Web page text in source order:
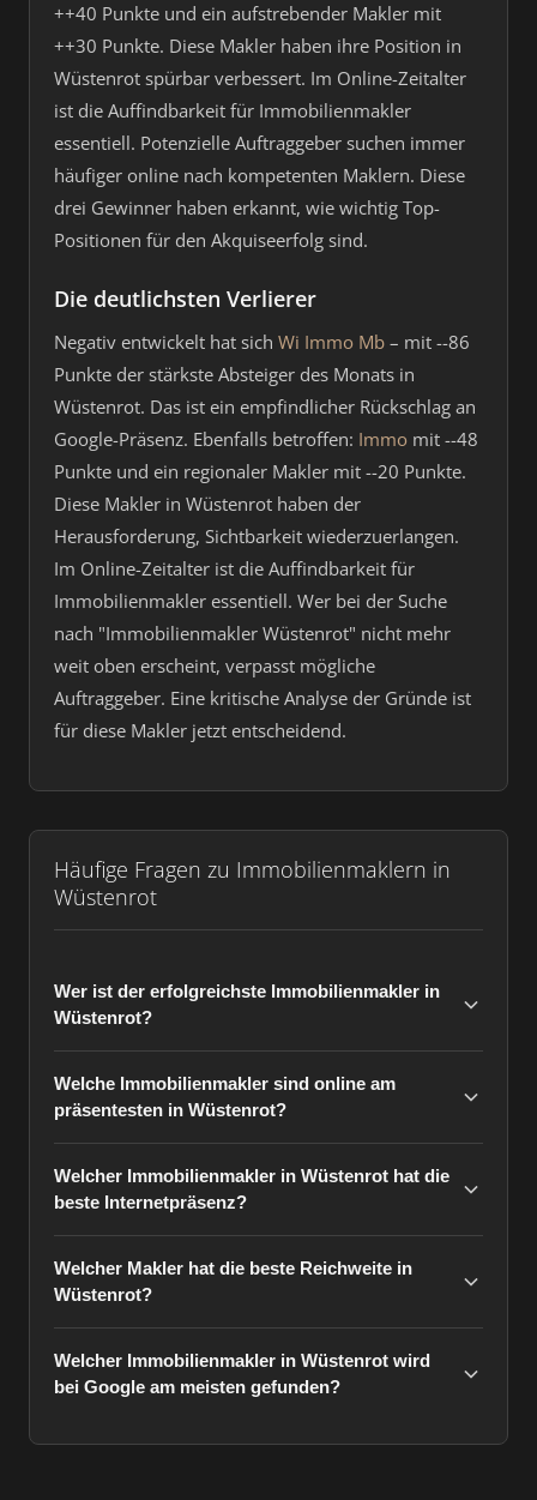
++40 Punkte und ein aufstrebender Makler mit
++30 Punkte. Diese Makler haben ihre Position in
Wüstenrot spürbar verbessert. Im Online-Zeitalter
ist die Auffindbarkeit für Immobilienmakler
essentiell. Potenzielle Auftraggeber suchen immer
häufiger online nach kompetenten Maklern. Diese
drei Gewinner haben erkannt, wie wichtig Top-
Positionen für den Akquiseerfolg sind.
Die deutlichsten Verlierer
Negativ entwickelt hat sich Wi Immo Mb – mit --86
Punkte der stärkste Absteiger des Monats in
Wüstenrot. Das ist ein empfindlicher Rückschlag an
Google-Präsenz. Ebenfalls betroffen: Immo mit --48
Punkte und ein regionaler Makler mit --20 Punkte.
Diese Makler in Wüstenrot haben der
Herausforderung, Sichtbarkeit wiederzuerlangen.
Im Online-Zeitalter ist die Auffindbarkeit für
Immobilienmakler essentiell. Wer bei der Suche
nach "Immobilienmakler Wüstenrot" nicht mehr
weit oben erscheint, verpasst mögliche
Auftraggeber. Eine kritische Analyse der Gründe ist
für diese Makler jetzt entscheidend.
Häufige Fragen zu Immobilienmaklern in
Wüstenrot
Wer ist der erfolgreichste Immobilienmakler in
Wüstenrot?
Welche Immobilienmakler sind online am
präsentesten in Wüstenrot?
Welcher Immobilienmakler in Wüstenrot hat die
beste Internetpräsenz?
Welcher Makler hat die beste Reichweite in
Wüstenrot?
Welcher Immobilienmakler in Wüstenrot wird
bei Google am meisten gefunden?